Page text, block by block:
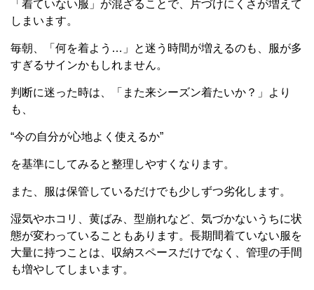
「着ていない服」が混ざることで、片づけにくさが増えて
しまいます。
毎朝、「何を着よう…」と迷う時間が増えるのも、服が多
すぎるサインかもしれません。
判断に迷った時は、「また来シーズン着たいか？」より
も、
“今の自分が心地よく使えるか”
を基準にしてみると整理しやすくなります。
また、服は保管しているだけでも少しずつ劣化します。
湿気やホコリ、黄ばみ、型崩れなど、気づかないうちに状
態が変わっていることもあります。長期間着ていない服を
大量に持つことは、収納スペースだけでなく、管理の手間
も増やしてしまいます。